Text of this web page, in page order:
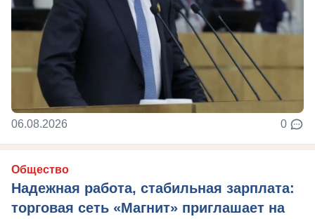
06.08.2026 0
Общество
Надежная работа, стабильная зарплата:
торговая сеть «Магнит» приглашает на